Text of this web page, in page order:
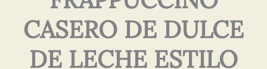
CASERO DE DULCE
DE LECHE ESTILO